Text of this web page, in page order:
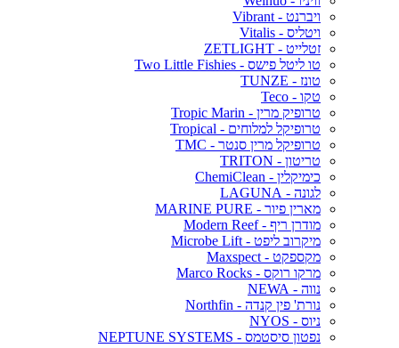
ויברנט - Vibrant
ויטליס - Vitalis
זטלייט - ZETLIGHT
טו ליטל פישס - Two Little Fishies
טונז - TUNZE
טקו - Teco
טרופיק מרין - Tropic Marin
טרופיקל למלוחים - Tropical
טרופיקל מרין סנטר - TMC
טריטון - TRITON
כימיקלין - ChemiClean
לגונה - LAGUNA
מארין פיור - MARINE PURE
מודרן ריף - Modern Reef
מיקרוב ליפט - Microbe Lift
מקספקט - Maxspect
מרקו רוקס - Marco Rocks
נווה - NEWA
נורת' פין קנדה - Northfin
ניוס - NYOS
נפטון סיסטמס - NEPTUNE SYSTEMS